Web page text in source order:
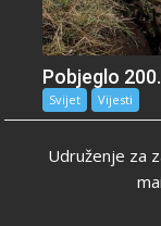
Pobjeglo
Svijet Vijesti
Udruženje za